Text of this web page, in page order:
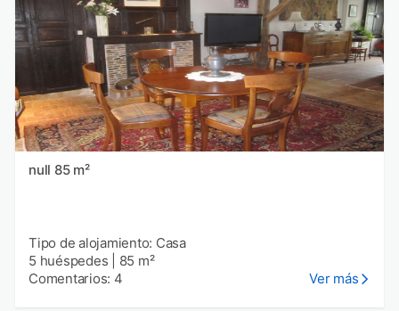
null 85 m²
Tipo de alojamiento: Casa
5 huéspedes
85 m²
Comentarios: 4
Ver más